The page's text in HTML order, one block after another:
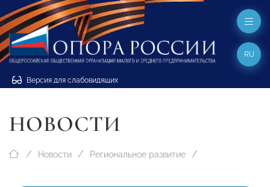
Версия для слабовидящих
RU
НОВОСТИ
Новости Региональное развитие